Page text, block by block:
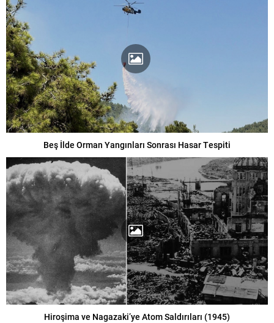
Beş İlde Orman Yangınları Sonrası Hasar Tespiti
Hiroşima ve Nagazaki’ye Atom Saldırıları (1945)